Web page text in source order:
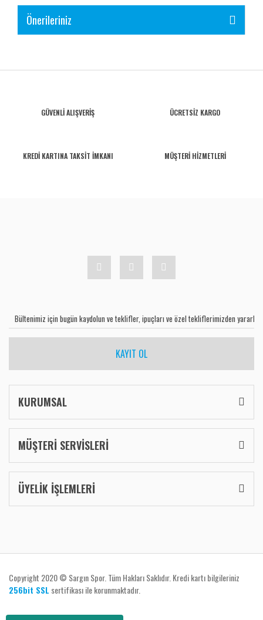
Önerileriniz
GÜVENLİ ALIŞVERİŞ ÜCRETSİZ KARGO
KREDİ KARTINA TAKSİT İMKANI MÜŞTERİ HİZMETLERİ
KAYIT OL
KURUMSAL
MÜŞTERİ SERVİSLERİ
ÜYELİK İŞLEMLERİ
Copyright 2020 © Sargın Spor. Tüm Hakları Saklıdır. Kredi kartı bilgileriniz
256bit SSL sertifikası ile korunmaktadır.